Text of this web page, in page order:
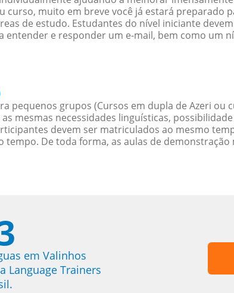
curso, muito em breve você já estará preparado
de estudo. Estudantes do nível iniciante
e responder um e-mail, bem como um
pequenos grupos (Cursos em dupla de Azeri ou
mesmas necessidades linguísticas,
devem ser matriculados ao mesmo
De toda forma, as aulas de
em Valinhos
Language Trainers